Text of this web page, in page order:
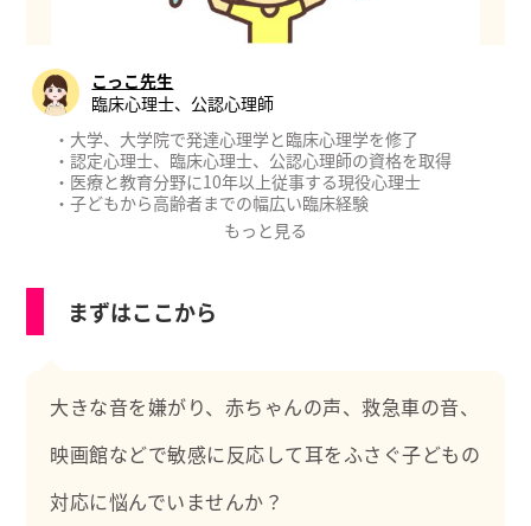
こっこ先生
臨床心理士、公認心理師
・大学、大学院で発達心理学と臨床心理学を修了
・認定心理士、臨床心理士、公認心理師の資格を取得
・医療と教育分野に10年以上従事する現役心理士
・子どもから高齢者までの幅広い臨床経験
・厚生労働省認可のもと公認心理師実習指導者として後
・教育委員会の教育相談
・国立、大学病院等の精神科、心療内科、神経科、児童
【職務経歴】
・心理相談、カウンセリング、心理療法、プレイセラピ
・心理検査（発達/知能/性格/認知/うつ/不安等）
もっと見る
まずはここから
大きな音を嫌がり、赤ちゃんの声、救急車の音、
映画館などで敏感に反応して耳をふさぐ子どもの
対応に悩んでいませんか？